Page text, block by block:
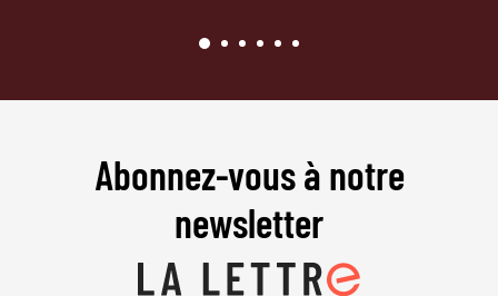
Abonnez-vous à notre
newsletter